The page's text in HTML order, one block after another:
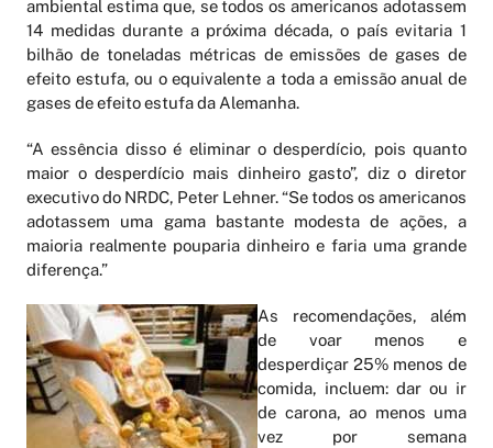
ambiental estima que, se todos os americanos adotassem
14 medidas durante a próxima década, o país evitaria 1
bilhão de toneladas métricas de emissões de gases de
efeito estufa, ou o equivalente a toda a emissão anual de
gases de efeito estufa da Alemanha.
“A essência disso é eliminar o desperdício, pois quanto
maior o desperdício mais dinheiro gasto”, diz o diretor
executivo do NRDC, Peter Lehner. “Se todos os americanos
adotassem uma gama bastante modesta de ações, a
maioria realmente pouparia dinheiro e faria uma grande
diferença.”
As recomendações, além
de voar menos e
desperdiçar 25% menos de
comida, incluem: dar ou ir
de carona, ao menos uma
vez por semana